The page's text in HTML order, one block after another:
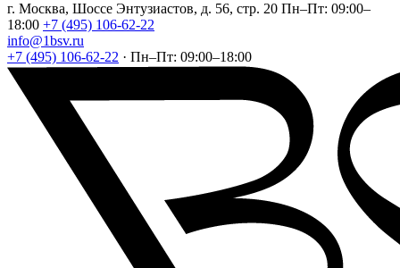
г. Москва, Шоссе Энтузиастов, д. 56, стр. 20 Пн–Пт: 09:00–
18:00 +7 (495) 106-62-22
info@1bsv.ru
+7 (495) 106-62-22 · Пн–Пт: 09:00–18:00